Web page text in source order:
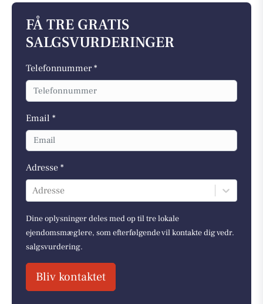
FÅ TRE GRATIS
SALGSVURDERINGER
Telefonnummer *
Email *
Adresse *
Adresse
Dine oplysninger deles med op til tre lokale
ejendomsmæglere, som efterfølgende vil kontakte dig vedr.
salgsvurdering.
Bliv kontaktet